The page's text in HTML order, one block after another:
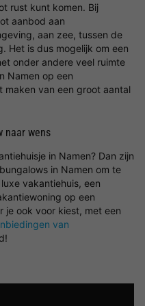
rust kunt komen. Bij
aanbod aan
aan zee, tussen de
Het is dus mogelijk om een
onder andere veel ruimte
Namen op een
maken van een groot aantal
naar wens
in Namen? Dan zijn
in Namen om te
vakantiehuis, een
op een
je ook voor kiest, met een
van